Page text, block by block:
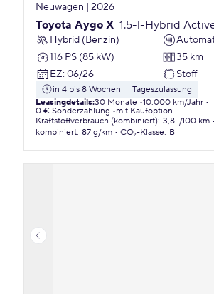
Neuwagen | 2026
Toyota Aygo X 1.5-l-Hybrid
Hybrid (Benzin)
116 PS (85 kW)
35 km
EZ: 06/26 Stoff
in 4 bis 8 Wochen
Tageszulassung
Leasingdetails:30 Monate 10.000 km/Jahr
0 € Sonderzahlung
mit Kaufoption
Kraftstoffverbrauch (kombiniert): 3,8 l/100 km
kombiniert: 87 g/km CO₂-Klasse: B